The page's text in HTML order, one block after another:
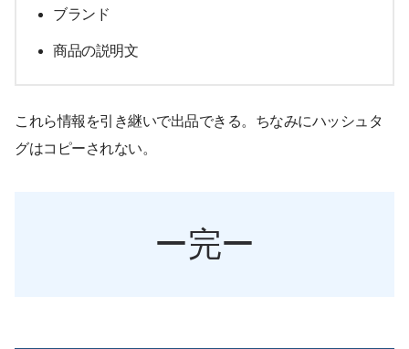
ブランド
商品の説明文
これら情報を引き継いで出品できる。ちなみにハッシュタ
グはコピーされない。
ー完ー